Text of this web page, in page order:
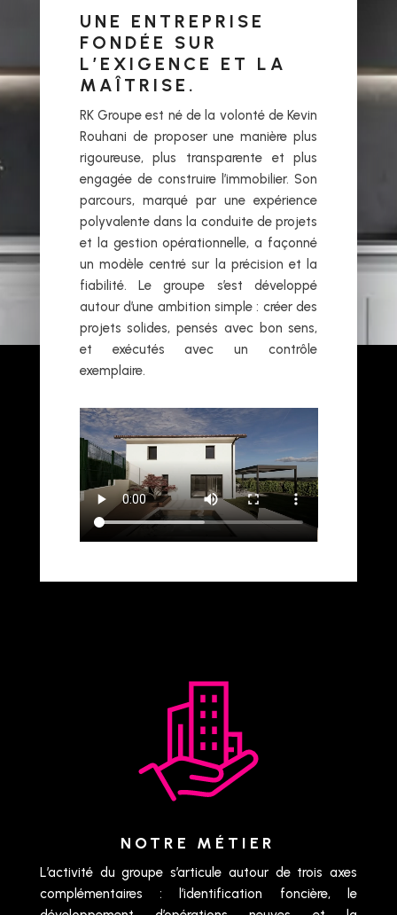
UNE ENTREPRISE
FONDÉE SUR
L’EXIGENCE ET LA
MAÎTRISE.
RK Groupe est né de la volonté de Kevin
Rouhani de proposer une manière plus
rigoureuse, plus transparente et plus
engagée de construire l’immobilier. Son
parcours, marqué par une expérience
polyvalente dans la conduite de projets
et la gestion opérationnelle, a façonné
un modèle centré sur la précision et la
fiabilité. Le groupe s’est développé
autour d’une ambition simple : créer des
projets solides, pensés avec bon sens,
et exécutés avec un contrôle
exemplaire.
NOTRE MÉTIER
L’activité du groupe s’articule autour de trois axes
complémentaires : l’identification foncière, le